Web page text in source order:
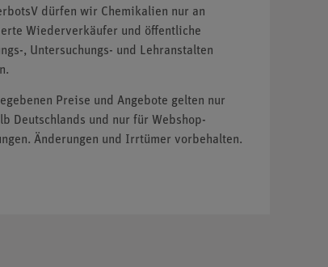
dürfen wir Chemikalien nur an
Wiederverkäufer und öffentliche
, Untersuchungs- und Lehranstalten
Preise und Angebote gelten nur
Deutschlands und nur für Webshop-
Änderungen und Irrtümer vorbehalten.